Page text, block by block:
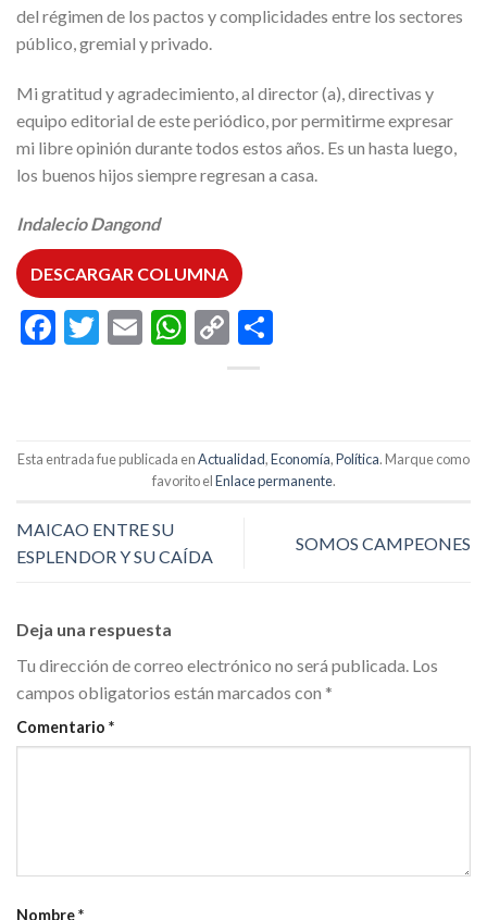
del régimen de los pactos y complicidades entre los sectores
público, gremial y privado.
Mi gratitud y agradecimiento, al director (a), directivas y
equipo editorial de este periódico, por permitirme expresar
mi libre opinión durante todos estos años. Es un hasta luego,
los buenos hijos siempre regresan a casa.
Indalecio Dangond
DESCARGAR COLUMNA
Facebook
Twitter
EmailWhatsApp
Copy
Link
Esta entrada fue publicada enActualidad,Economía,Política. Marque como
favorito elEnlace permanente.
MAICAO ENTRE SU
ESPLENDOR Y SU CAÍDA
SOMOS CAMPEONES
Deja una respuesta
Tu dirección de correo electrónico no será publicada. Los
campos obligatorios están marcados con *
Comentario *
Nombre*